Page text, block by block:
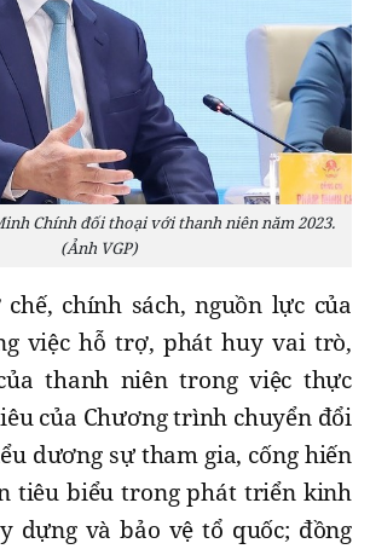
Chính đối thoại với thanh niên năm 2023.
(Ảnh VGP)
chính sách, nguồn lực của
việc hỗ trợ, phát huy vai trò,
thanh niên trong việc thực
của Chương trình chuyển đổi
dương sự tham gia, cống hiến
tiêu biểu trong phát triển kinh
dựng và bảo vệ tổ quốc; đồng